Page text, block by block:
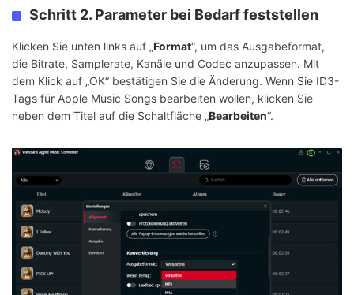
Schritt 2. Parameter bei Bedarf feststellen
Klicken Sie unten links auf „Format“, um das Ausgabeformat,
die Bitrate, Samplerate, Kanäle und Codec anzupassen. Mit
dem Klick auf „OK“ bestätigen Sie die Änderung. Wenn Sie ID3-
Tags für Apple Music Songs bearbeiten wollen, klicken Sie
neben dem Titel auf die Schaltfläche „Bearbeiten“.